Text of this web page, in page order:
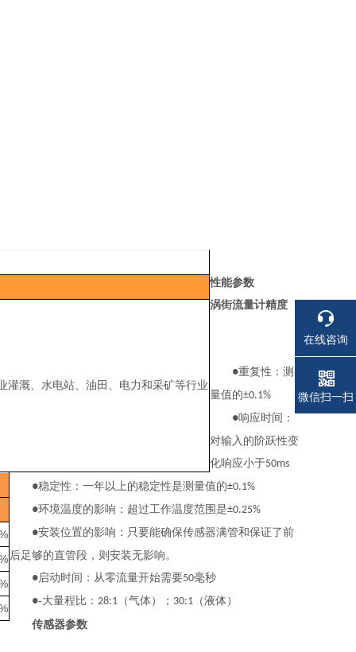
灌溉、水电站、油田、电力和采矿等行业
性能参数
涡街流量计精度
●重复性：测
量值的±0.1%
●响应时间：
对输入的阶跃性变
化响应小于50ms
●稳定性：一年以上的稳定性是测量值的±0.1%
●环境温度的影响：超过工作温度范围是±0.25%
●安装位置的影响：只要能确保传感器满管和保证了前
后足够的直管段，则安装无影响。
●启动时间：从零流量开始需要50毫秒
●-大量程比： 28:1 （气体）； 30:1 （液体）
传感器参数
在线咨询
微信扫一扫